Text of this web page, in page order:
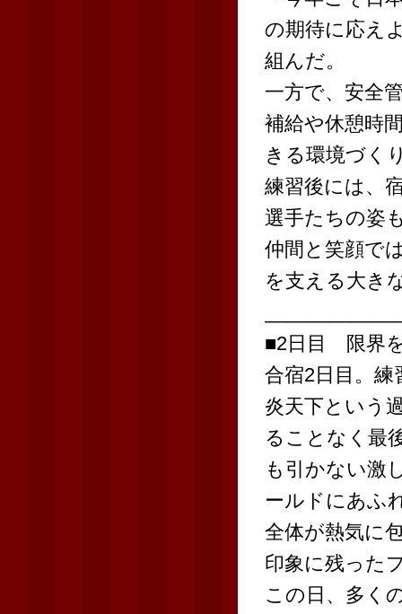
の期待に応え
組んだ。
一方で、安全
補給や休憩時
きる環境づく
練習後には、
選手たちの姿
仲間と笑顔で
を支える大き
■2日目 限界
合宿2日目。
炎天下という
ることなく最
も引かない激
ールドにあふ
全体が熱気に
印象に残った
この日、多く